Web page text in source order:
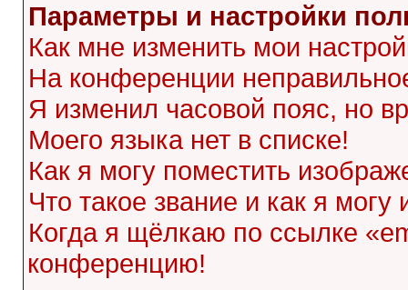
Параметры и настройки
Как мне изменить мои
На конференции
Я изменил часовой пояс, но
Моего языка нет в списке!
Как я могу поместить
Что такое звание и как я могу
Когда я щёлкаю по ссылке
конференцию!